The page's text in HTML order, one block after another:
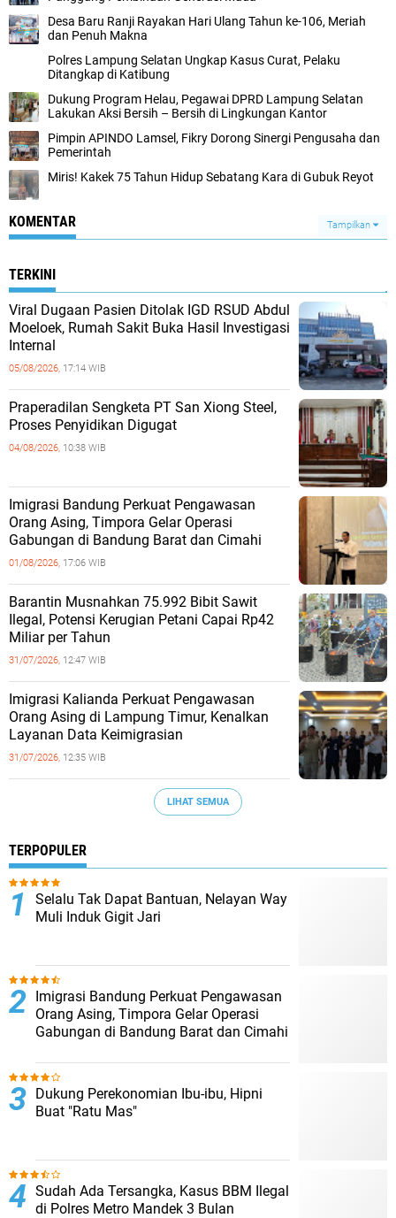
Desa Baru Ranji Rayakan Hari Ulang Tahun ke-106, Meriah
dan Penuh Makna
Polres Lampung Selatan Ungkap Kasus Curat, Pelaku
Ditangkap di Katibung
Dukung Program Helau, Pegawai DPRD Lampung Selatan
Lakukan Aksi Bersih – Bersih di Lingkungan Kantor
Pimpin APINDO Lamsel, Fikry Dorong Sinergi Pengusaha dan
Pemerintah
Miris! Kakek 75 Tahun Hidup Sebatang Kara di Gubuk Reyot
KOMENTAR Tampilkan
TERKINI
Viral Dugaan Pasien Ditolak IGD RSUD Abdul
Moeloek, Rumah Sakit Buka Hasil Investigasi
Internal
05/08/2026, 17:14 WIB
Praperadilan Sengketa PT San Xiong Steel,
Proses Penyidikan Digugat
04/08/2026, 10:38 WIB
Imigrasi Bandung Perkuat Pengawasan
Orang Asing, Timpora Gelar Operasi
Gabungan di Bandung Barat dan Cimahi
01/08/2026, 17:06 WIB
Barantin Musnahkan 75.992 Bibit Sawit
Ilegal, Potensi Kerugian Petani Capai Rp42
Miliar per Tahun
31/07/2026, 12:47 WIB
Imigrasi Kalianda Perkuat Pengawasan
Orang Asing di Lampung Timur, Kenalkan
Layanan Data Keimigrasian
31/07/2026, 12:35 WIB
LIHAT SEMUA
TERPOPULER
Selalu Tak Dapat Bantuan, Nelayan Way
Muli Induk Gigit Jari
Imigrasi Bandung Perkuat Pengawasan
Orang Asing, Timpora Gelar Operasi
Gabungan di Bandung Barat dan Cimahi
Dukung Perekonomian Ibu-ibu, Hipni
Buat "Ratu Mas"
Sudah Ada Tersangka, Kasus BBM Ilegal
di Polres Metro Mandek 3 Bulan